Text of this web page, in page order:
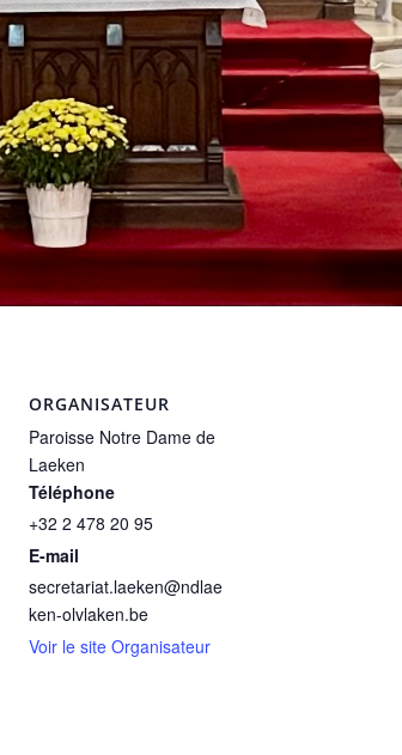
ORGANISATEUR
Paroisse Notre Dame de
Laeken
Téléphone
+32 2 478 20 95
E-mail
secretariat.laeken@ndlae
ken-olvlaken.be
Voir le site Organisateur